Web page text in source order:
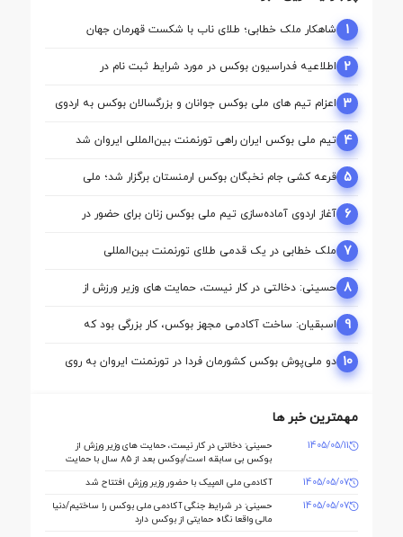
1 شاهکار ملک‌ خطابی؛ طلای ناب با شکست قهرمان جهان
2 اطلاعیه فدراسیون بوکس در مورد شرایط ثبت نام در
کمیسیون ها
3 اعزام تیم ‌های ملی بوکس جوانان و بزرگسالان بوکس به اردوی
مشترک ازبکستان
4 تیم ملی بوکس ایران راهی تورنمنت بین‌المللی ایروان شد
5 قرعه‌ کشی جام نخبگان بوکس ارمنستان برگزار شد؛ ملی‌
پوشان ایران حریفان خود را شناختند
6 آغاز اردوی آماده‌سازی تیم ملی بوکس زنان برای حضور در
بازی‌های آسیایی ناگویا
7 ملک‌ خطابی در یک قدمی طلای تورنمنت بین‌المللی
ارمنستان/ محمدنژاد به مدال برنز رسید
8 حسینی: دخالتی در کار نیست، حمایت های وزیر ورزش از
مالی صاحب خانه می شود 9 اسبقیان: ساخت آکادمی مجهز بوکس، کار بزرگی بود که
حسینی برای این رشته انجام داد
10 دو ملی‌پوش بوکس کشورمان فردا در تورنمنت ایروان به روی
رینگ می‌روند
مهمترین خبر ها
1405/05/11
حسینی: دخالتی در کار نیست، حمایت های وزیر ورزش از
بوکس بی سابقه است/بوکس بعد از ۸۵ سال با حمایت
1405/05/07
آکادمی ملی المپیک با حضور وزیر ورزش افتتاح شد
1405/05/07
حسینی: در شرایط جنگی آکادمی ملی بوکس را ساختیم/دنیا
مالی واقعا نگاه حمایتی از بوکس دارد